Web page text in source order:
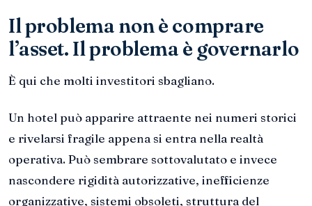
Il problema non è comprare
l’asset. Il problema è governarlo
È qui che molti investitori sbagliano.
Un hotel può apparire attraente nei numeri storici
e rivelarsi fragile appena si entra nella realtà
operativa. Può sembrare sottovalutato e invece
nascondere rigidità autorizzative, inefficienze
organizzative, sistemi obsoleti, struttura del